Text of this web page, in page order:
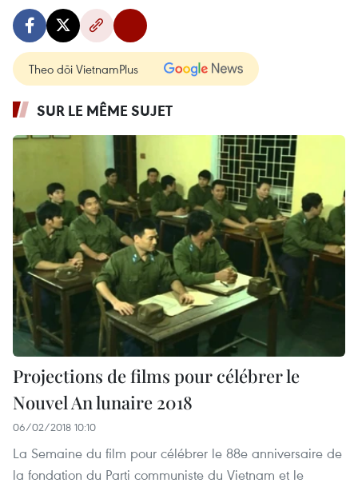
Theo dõi VietnamPlus
SUR LE MÊME SUJET
Projections de films pour célébrer le
Nouvel An lunaire 2018
06/02/2018 10:10
La Semaine du film pour célébrer le 88e anniversaire de
la fondation du Parti communiste du Vietnam et le